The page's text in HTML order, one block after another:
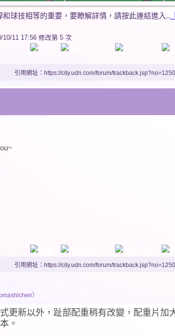
和球技相等的重要，要瞭解詳情，請按此連結進入..
10/11 17:56 修改第 5 次
引用網址：https://city.udn.com/forum/
引用網址：https://city.udn.com/forum/
）
更新以外，趾部配重稍有改變，配重片加
。